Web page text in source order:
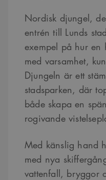
Nordisk djungel,
entrén till Lunds
exempel på hur en
med varsamhet,
Djungeln är ett
stadsparken, där
både skapa en
rogivande
Med känslig hand
med nya
vattenfall, bryggor